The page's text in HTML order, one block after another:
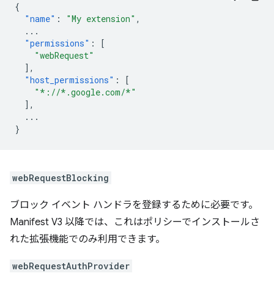
{
"name" : "My extension" ,
...
"permissions" :
[
"webRequest"
],
"host_permissions" :
[
"*://*.google.com/*"
],
...
}
webRequestBlocking
ブロック イベント ハンドラを登録するために必要です。
Manifest V3 以降では、これはポリシーでインストールさ
れた拡張機能でのみ利用できます。
webRequestAuthProvider